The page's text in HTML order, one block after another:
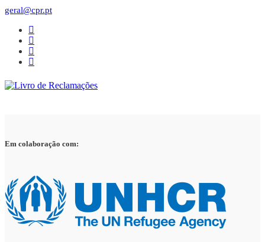
geral@cpr.pt
Em colaboração com: